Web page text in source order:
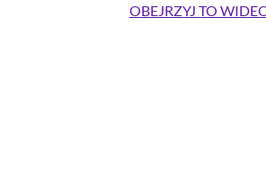
OBEJRZYJ TO